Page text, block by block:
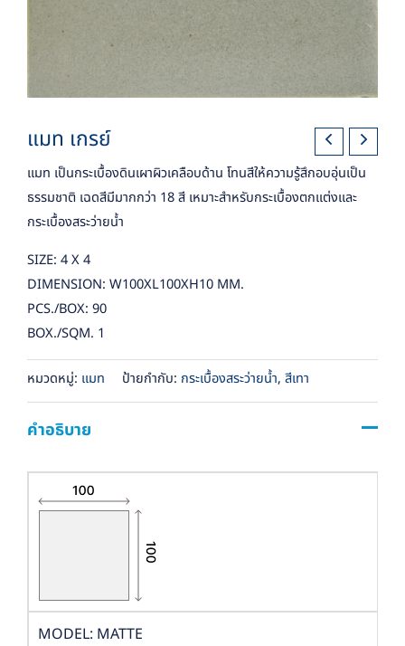
แมท เกรย์
แมท เป็นกระเบื้องดินเผาผิวเคลือบด้าน โทนสีให้ความรู้สึกอบอุ่นเป็น
ธรรมชาติ เฉดสีมีมากกว่า 18 สี เหมาะสำหรับกระเบื้องตกแต่งและ
กระเบื้องสระว่ายน้ำ
SIZE: 4 X 4
DIMENSION: W100XL100XH10 MM.
PCS./BOX: 90
BOX./SQM. 1
หมวดหมู่: แมท ป้ายกำกับ: กระเบื้องสระว่ายน้ำ, สีเทา
คำอธิบาย
MODEL: MATTE